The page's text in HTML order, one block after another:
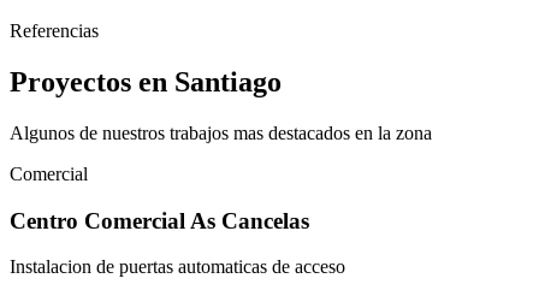
Referencias
Proyectos en Santiago
Algunos de nuestros trabajos mas destacados en la zona
Comercial
Centro Comercial As Cancelas
Instalacion de puertas automaticas de acceso